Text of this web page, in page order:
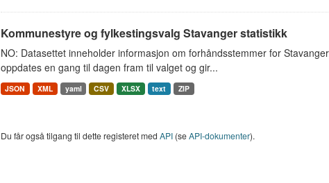
Kommunestyre og fylkestingsvalg Stavanger statistikk
NO: Datasettet inneholder informasjon om forhåndsstemmer for
oppdates en gang til dagen fram til valget og gir...
JSON XML yaml CSV XLSX text ZIP
Du får også tilgang til dette registeret med API(seAPI-dokumenter).